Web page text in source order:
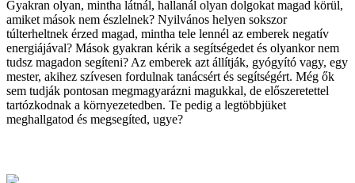
Gyakran olyan, mintha látnál, hallanál olyan dolgokat magad körül,
amiket mások nem észlelnek? Nyilvános helyen sokszor
túlterheltnek érzed magad, mintha tele lennél az emberek negatív
energiájával? Mások gyakran kérik a segítségedet és olyankor nem
tudsz magadon segíteni? Az emberek azt állítják, gyógyító vagy, egy
mester, akihez szívesen fordulnak tanácsért és segítségért. Még ők
sem tudják pontosan megmagyarázni magukkal, de előszeretettel
tartózkodnak a környezetedben. Te pedig a legtöbbjüket
meghallgatod és megsegíted, ugye?